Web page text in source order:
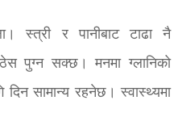
स्त्री र पानीबाट टाढा नै
ठेस पुग्न सक्छ। मनमा ग्लानिको
दिन सामान्य रहनेछ। स्वास्थ्यमा